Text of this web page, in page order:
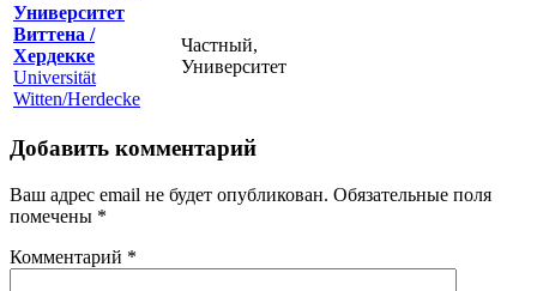
Университет
Виттена /
Хердекке
Universität
Witten/Herdecke
Частный,
Университет
Добавить комментарий
Ваш адрес email не будет опубликован. Обязательные поля
помечены *
Комментарий *